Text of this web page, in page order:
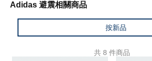
Adidas 避震相關商品
按新品
共 8 件商品